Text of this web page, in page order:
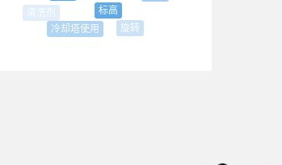
冷却塔使用
标高
旋转